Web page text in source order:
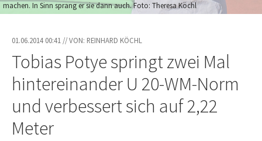
machen. In Sinn sprang er sie dann auch. Foto: Theresa Köchl
01.06.2014 00:41 // VON: REINHARD KÖCHL
Tobias Potye springt zwei Mal
hintereinander U 20-WM-Norm
und verbessert sich auf 2,22
Meter